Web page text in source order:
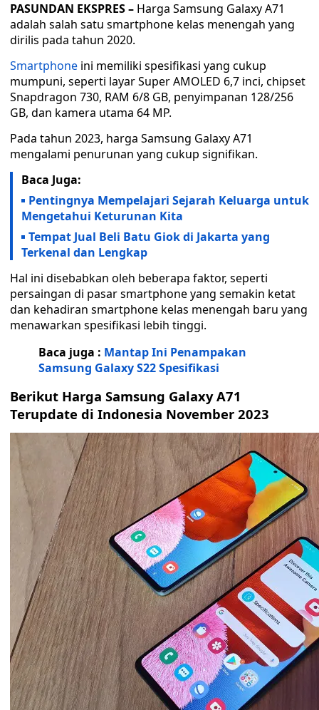
PASUNDAN EKSPRES – Harga Samsung Galaxy A71
adalah salah satu smartphone kelas menengah yang
dirilis pada tahun 2020.
Smartphone ini memiliki spesifikasi yang cukup
mumpuni, seperti layar Super AMOLED 6,7 inci, chipset
Snapdragon 730, RAM 6/8 GB, penyimpanan 128/256
GB, dan kamera utama 64 MP.
Pada tahun 2023, harga Samsung Galaxy A71
mengalami penurunan yang cukup signifikan.
Baca Juga:
Pentingnya Mempelajari Sejarah Keluarga untuk
Mengetahui Keturunan Kita
Tempat Jual Beli Batu Giok di Jakarta yang
Terkenal dan Lengkap
Hal ini disebabkan oleh beberapa faktor, seperti
persaingan di pasar smartphone yang semakin ketat
dan kehadiran smartphone kelas menengah baru yang
menawarkan spesifikasi lebih tinggi.
Baca juga : Mantap Ini Penampakan
Samsung Galaxy S22 Spesifikasi
Berikut Harga Samsung Galaxy A71
Terupdate di Indonesia November 2023